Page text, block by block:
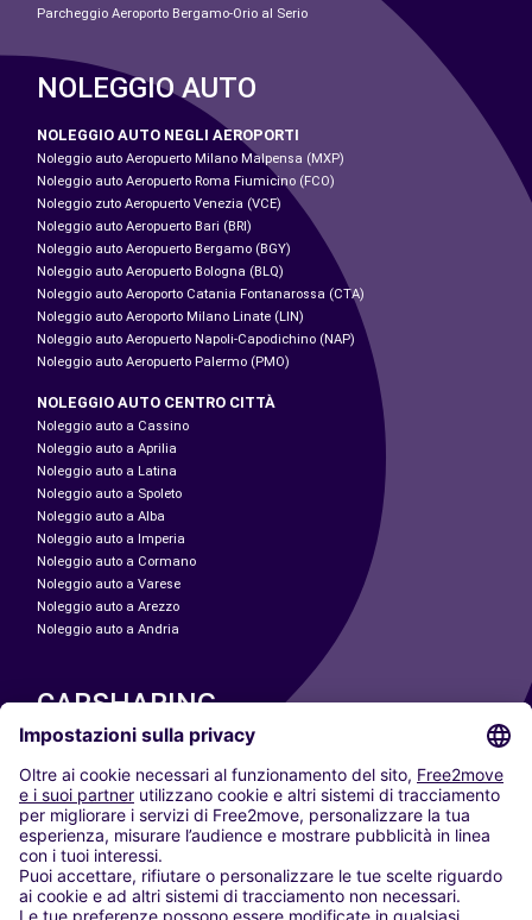
Parcheggio Aeroporto Bergamo-Orio al Serio
NOLEGGIO AUTO
NOLEGGIO AUTO NEGLI AEROPORTI
Noleggio auto Aeropuerto Milano Malpensa (MXP)
Noleggio auto Aeropuerto Roma Fiumicino (FCO)
Noleggio zuto Aeropuerto Venezia (VCE)
Noleggio auto Aeropuerto Bari (BRI)
Noleggio auto Aeropuerto Bergamo (BGY)
Noleggio auto Aeropuerto Bologna (BLQ)
Noleggio auto Aeroporto Catania Fontanarossa (CTA)
Noleggio auto Aeroporto Milano Linate (LIN)
Noleggio auto Aeropuerto Napoli-Capodichino (NAP)
Noleggio auto Aeropuerto Palermo (PMO)
NOLEGGIO AUTO CENTRO CITTÀ
Noleggio auto a Cassino
Noleggio auto a Aprilia
Noleggio auto a Latina
Noleggio auto a Spoleto
Noleggio auto a Alba
Noleggio auto a Imperia
Noleggio auto a Cormano
Noleggio auto a Varese
Noleggio auto a Arezzo
Noleggio auto a Andria
CARSHARING
LE NOSTRE CITTÀ
Paris
Madrid
Washington DC
Milano
Roma
Torino
Vienna